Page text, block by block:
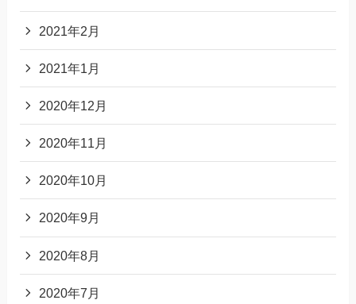
2021年2月
2021年1月
2020年12月
2020年11月
2020年10月
2020年9月
2020年8月
2020年7月